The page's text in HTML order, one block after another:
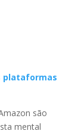
plataformas
são
mental